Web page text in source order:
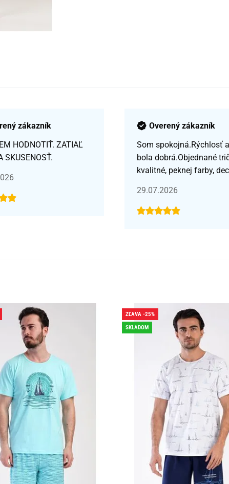
zákazník
HODNOTIŤ. ZATIAĽ
SKUSENOSŤ.
Overený zákazník
Som spokojná.Rýchlosť
bola dobrá.Objednané
kvalitné, peknej farby,
29.07.2026
ZĽAVA -25%
SKLADOM